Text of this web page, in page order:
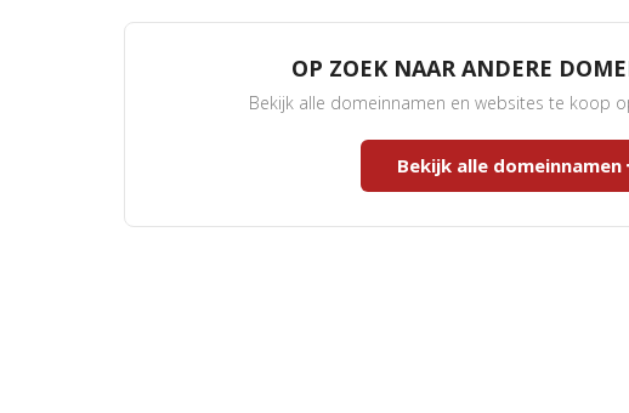
OP ZOEK NAAR ANDERE
Bekijk alle domeinnamen en websites te koop
Bekijk alle domeinnamen